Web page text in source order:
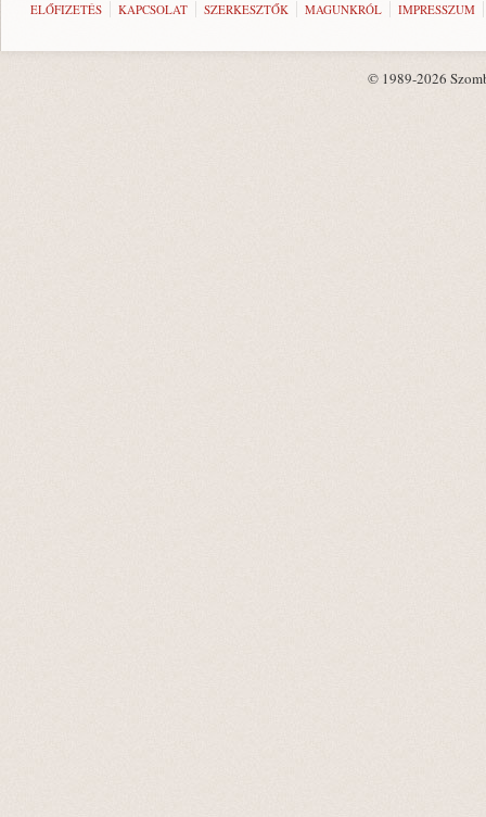
ELŐFIZETÉS KAPCSOLAT SZERKESZTŐK MAGUNKRÓL IMPRESSZUM
© 1989-2026